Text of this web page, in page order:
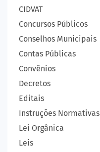
CIDVAT
Concursos Públicos
Conselhos Municipais
Contas Públicas
Convênios
Decretos
Editais
Instruções Normativas
Lei Orgânica
Leis